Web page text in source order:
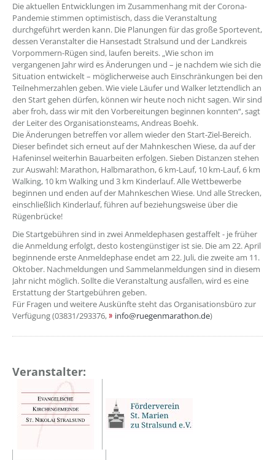
Die aktuellen Entwicklungen im Zusammenhang mit der Corona-
Pandemie stimmen optimistisch, dass die Veranstaltung
durchgeführt werden kann. Die Planungen für das große Sportevent,
dessen Veranstalter die Hansestadt Stralsund und der Landkreis
Vorpommern-Rügen sind, laufen bereits. „Wie schon im
vergangenen Jahr wird es Änderungen und – je nachdem wie sich die
Situation entwickelt – möglicherweise auch Einschränkungen bei den
Teilnehmerzahlen geben. Wie viele Läufer und Walker letztendlich an
den Start gehen dürfen, können wir heute noch nicht sagen. Wir sind
aber froh, dass wir mit den Vorbereitungen beginnen konnten“, sagt
der Leiter des Organisationsteams, Andreas Boehk.
Die Änderungen betreffen vor allem wieder den Start-Ziel-Bereich.
Dieser befindet sich erneut auf der Mahnkeschen Wiese, da auf der
Hafeninsel weiterhin Bauarbeiten erfolgen. Sieben Distanzen stehen
zur Auswahl: Marathon, Halbmarathon, 6 km-Lauf, 10 km-Lauf, 6 km
Walking, 10 km Walking und 3 km Kinderlauf. Alle Wettbewerbe
beginnen und enden auf der Mahnkeschen Wiese. Und alle Strecken,
einschließlich Kinderlauf, führen auf beziehungsweise über die
Rügenbrücke!
Die Startgebühren sind in zwei Anmeldephasen gestaffelt - je früher
die Anmeldung erfolgt, desto kostengünstiger ist sie. Die am 22. April
beginnende erste Anmeldephase endet am 22. Juli, die zweite am 11.
Oktober. Nachmeldungen und Sammelanmeldungen sind in diesem
Jahr nicht möglich. Sollte die Veranstaltung ausfallen, wird es eine
Erstattung der Startgebühren geben.
Für Fragen und weitere Auskünfte steht das Organisationsbüro zur
Verfügung (03831/293376,
info@ruegenmarathon.de)
Veranstalter: